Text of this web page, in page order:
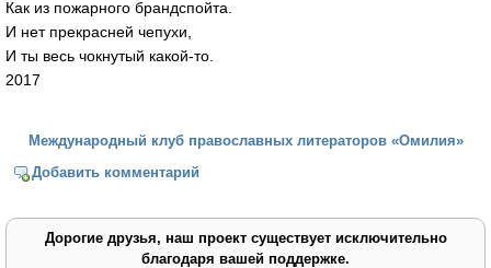
Как из пожарного брандспойта.
И нет прекрасней чепухи,
И ты весь чокнутый какой-то.
2017
Международный клуб православных литераторов «Омилия»
Добавить комментарий
Дорогие друзья, наш проект существует исключительно
благодаря вашей поддержке.